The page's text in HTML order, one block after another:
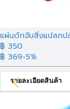
แผ่นดักจับสิ่งแปลกป
฿ 350
฿ 369-5%
รายละเอียดสินค้า